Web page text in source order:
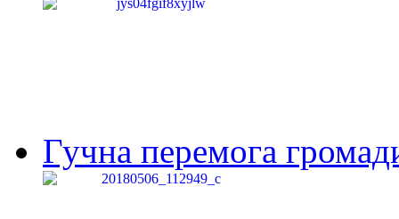
Гучна перемога